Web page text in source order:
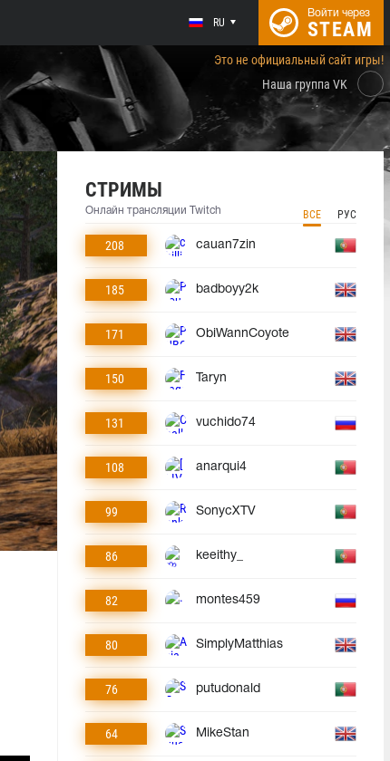
RU
Войти через
STEAM
Это не официальный сайт игры!
Наша группа VK
СТРИМЫ
Онлайн трансляции Twitch ВСЕ РУС
208 cauan7zin
185 badboyy2k
171 ObiWannCoyote
150 Taryn
131 vuchido74
108 anarqui4
99 SonycXTV
86 keeithy_
82 montes459
80 SimplyMatthias
76 putudonald
64 MikeStan